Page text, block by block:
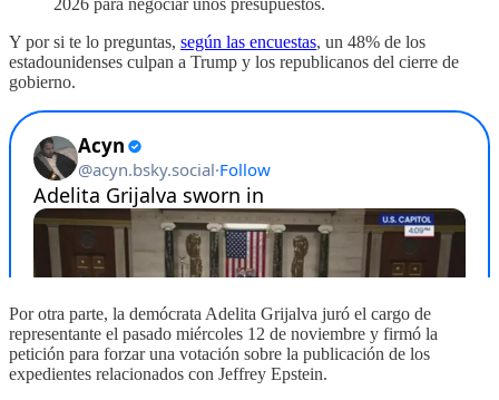
2026 para negociar unos presupuestos.
Y por si te lo preguntas, según las encuestas, un 48% de los
estadounidenses culpan a Trump y los republicanos del cierre de
gobierno.
Por otra parte, la demócrata Adelita Grijalva juró el cargo de
representante el pasado miércoles 12 de noviembre y firmó la
petición para forzar una votación sobre la publicación de los
expedientes relacionados con Jeffrey Epstein.